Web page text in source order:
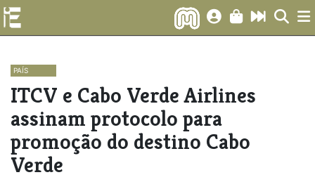
PAÍS
ITCV e Cabo Verde Airlines
assinam protocolo para
promoção do destino Cabo
Verde